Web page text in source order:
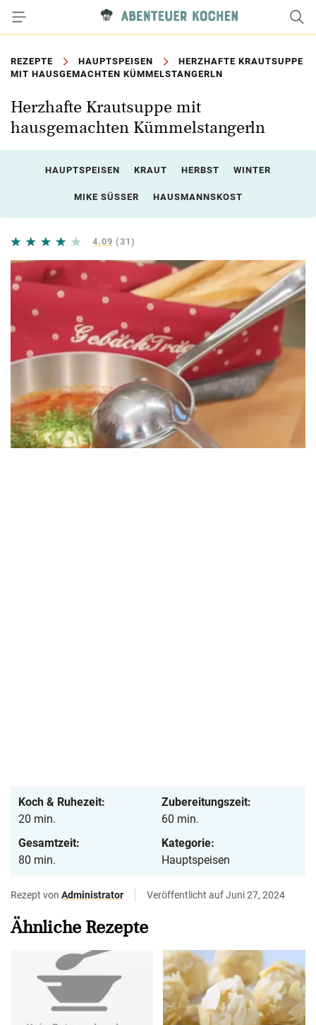
REZEPTE HAUPTSPEISEN
HERZHAFTE KRAUTSUPPE
MIT HAUSGEMACHTEN KÜMMELSTANGERLN
Herzhafte Krautsuppe mit
hausgemachten Kümmelstangerln
HAUPTSPEISEN KRAUT HERBST WINTER
MIKE SÜSSER HAUSMANNSKOST
4.09 (31)
Koch & Ruhezeit:
20 min.
Zubereitungszeit:
60 min.
Gesamtzeit:
80 min.
Kategorie:
Hauptspeisen
Rezept von Administrator Veröffentlicht auf Juni 27, 2024
Ähnliche Rezepte